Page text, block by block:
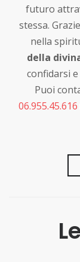
futuro
stessa.
nella
della
confidarsi
Puoi
06.955.45.616